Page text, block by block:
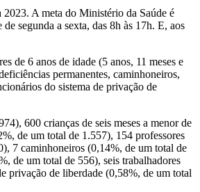
A meta do Ministério da Saúde é
segunda a sexta, das 8h às 17h. E, aos
de 6 anos de idade (5 anos, 11 meses e
permanentes, caminhoneiros,
do sistema de privação de
600 crianças de seis meses a menor de
de um total de 1.557), 154 professores
7 caminhoneiros (0,14%, de um total de
de um total de 556), seis trabalhadores
privação de liberdade (0,58%, de um total